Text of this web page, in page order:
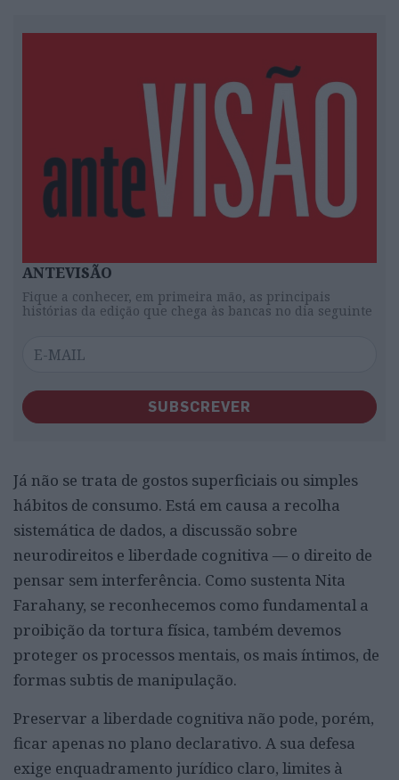
ANTEVISÃO
Fique a conhecer, em primeira mão, as principais
histórias da edição que chega às bancas no dia seguinte
SUBSCREVER
Já não se trata de gostos superficiais ou simples
hábitos de consumo. Está em causa a recolha
sistemática de dados, a discussão sobre
neurodireitos e liberdade cognitiva — o direito de
pensar sem interferência. Como sustenta Nita
Farahany, se reconhecemos como fundamental a
proibição da tortura física, também devemos
proteger os processos mentais, os mais íntimos, de
formas subtis de manipulação.
Preservar a liberdade cognitiva não pode, porém,
ficar apenas no plano declarativo. A sua defesa
exige enquadramento jurídico claro, limites à